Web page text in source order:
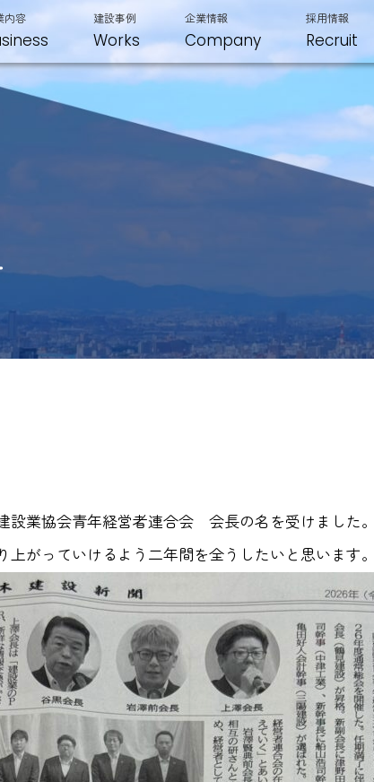
内容 建設事例
Works
企業情報
Company
採用情報
Recruit
設業協会青年経営者連合会 会長の名を受けました。
上がっていけるよう二年間を全うしたいと思います。